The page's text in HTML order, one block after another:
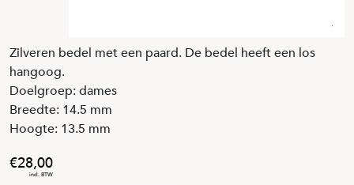
Zilveren bedel met een paard. De bedel heeft een los
hangoog.
Doelgroep: dames
Breedte: 14.5 mm
Hoogte: 13.5 mm
28,00